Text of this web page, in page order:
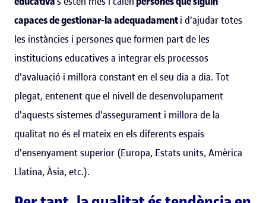
capaces de gestionar-la adequadamenti d'ajudar totes
les instàncies i persones que formen part de les
institucions educatives a integrar els processos
d'avaluació i millora constant en el seu dia a dia. Tot
plegat, entenent que el nivell de desenvolupament
d'aquests sistemes d'assegurament i millora de la
qualitat no és el mateix en els diferents espais
d'ensenyament superior (Europa, Estats units, Amèrica
Llatina, Àsia, etc.).